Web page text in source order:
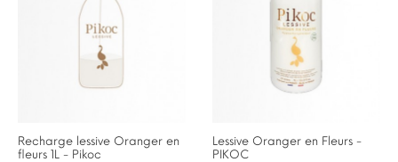
Recharge lessive Oranger en
fleurs 1L - Pikoc
Lessive Oranger en Fleurs -
PIKOC